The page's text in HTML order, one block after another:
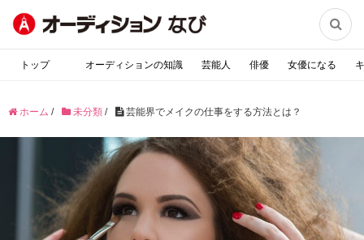

トップ オーディションの知識 芸能人 俳優 女優になる
ホーム / 未分類 / 芸能界でメイクの仕事をする方法とは？